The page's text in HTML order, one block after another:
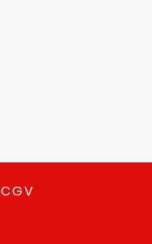
CGV